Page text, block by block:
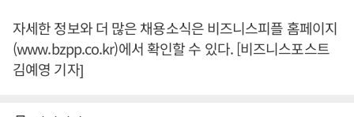
자세한 정보와 더 많은 채용소식은 비즈니스피플 홈페이지
(www.bzpp.co.kr)에서 확인할 수 있다. [비즈니스포스트
김예영 기자]